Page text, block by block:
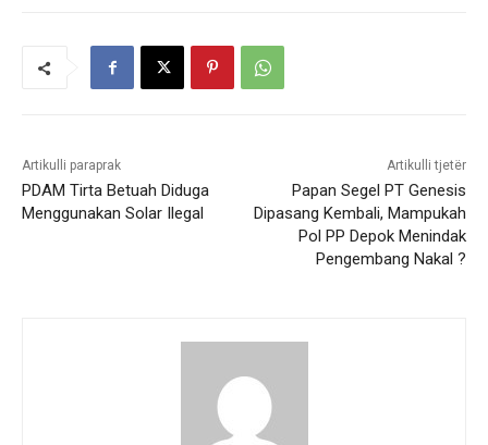
Artikulli paraprak
PDAM Tirta Betuah Diduga
Menggunakan Solar Ilegal
Artikulli tjetër
Papan Segel PT Genesis
Dipasang Kembali, Mampukah
Pol PP Depok Menindak
Pengembang Nakal ?